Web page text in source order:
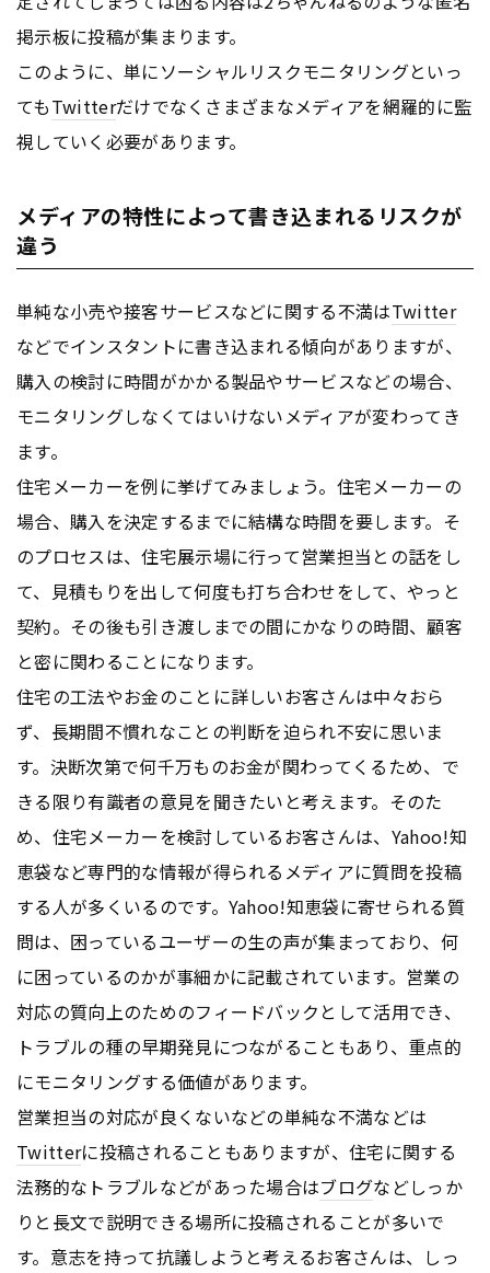
掲示板に投稿が集まります。
このように、単にソーシャルリスクモニタリングといっ
てもTwitterだけでなくさまざまなメディアを網羅的に監
視していく必要があります。
メディアの特性によって書き込まれるリスクが
違う
単純な小売や接客サービスなどに関する不満はTwitter
などでインスタントに書き込まれる傾向がありますが、
購入の検討に時間がかかる製品やサービスなどの場合、
モニタリングしなくてはいけないメディアが変わってき
ます。
住宅メーカーを例に挙げてみましょう。住宅メーカーの
場合、購入を決定するまでに結構な時間を要します。そ
のプロセスは、住宅展示場に行って営業担当との話をし
て、見積もりを出して何度も打ち合わせをして、やっと
契約。その後も引き渡しまでの間にかなりの時間、顧客
と密に関わることになります。
住宅の工法やお金のことに詳しいお客さんは中々おら
ず、長期間不慣れなことの判断を迫られ不安に思いま
す。決断次第で何千万ものお金が関わってくるため、で
きる限り有識者の意見を聞きたいと考えます。そのた
め、住宅メーカーを検討しているお客さんは、Yahoo!知
恵袋など専門的な情報が得られるメディアに質問を投稿
する人が多くいるのです。Yahoo!知恵袋に寄せられる質
問は、困っているユーザーの生の声が集まっており、何
に困っているのかが事細かに記載されています。営業の
対応の質向上のためのフィードバックとして活用でき、
トラブルの種の早期発見につながることもあり、重点的
にモニタリングする価値があります。
営業担当の対応が良くないなどの単純な不満などは
Twitterに投稿されることもありますが、住宅に関する
法務的なトラブルなどがあった場合はブログなどしっか
りと長文で説明できる場所に投稿されることが多いで
す。意志を持って抗議しようと考えるお客さんは、しっ